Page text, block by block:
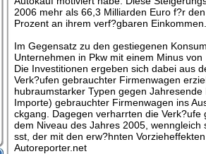
2006 mehr als 66,3 Milliarden Euro f?r
Prozent an ihrem verf?gbaren Einkommen.
Im Gegensatz zu den gestiegenen
Unternehmen in Pkw mit einem Minus
Die Investitionen ergeben sich dabei aus
Verk?ufen gebrauchter Firmenwagen
hubraumstarker Typen gegen
Importe) gebrauchter Firmenwagen ins
ckgang. Dagegen verharrten die
dem Niveau des Jahres 2005,
sst, der mit den erw?hnten
Autoreporter.net